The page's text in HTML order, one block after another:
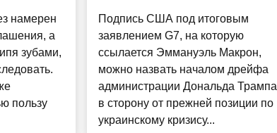
намерен
а
зубами,
пользу
Подпись США под итоговым
заявлением G7, на которую
ссылается Эммануэль Макрон,
можно назвать началом дрейфа
администрации Дональда Трампа
в сторону от прежней позиции по
украинскому кризису...